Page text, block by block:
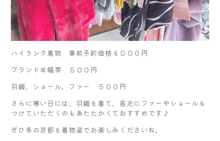
ハイランク着物 事前予約価格４０００円
ブランド半幅帯 ５００円
羽織、ショール、ファー ５００円
さらに寒い日には、羽織を着て、首元にファーやショールも
つけていただくのもあたたかくておすすめです♪
ぜひ冬の京都を着物姿でお楽しみくださいね。